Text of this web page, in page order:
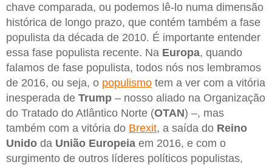
chave comparada, ou podemos lê-lo numa dimensão
histórica de longo prazo, que contém também a fase
populista da década de 2010. É importante entender
essa fase populista recente. Na Europa, quando
falamos de fase populista, todos nós nos lembramos
de 2016, ou seja, o populismo tem a ver com a vitória
inesperada de Trump – nosso aliado na Organização
do Tratado do Atlântico Norte (OTAN) –, mas
também com a vitória do Brexit, a saída do Reino
Unido da União Europeia em 2016, e com o
surgimento de outros líderes políticos populistas,